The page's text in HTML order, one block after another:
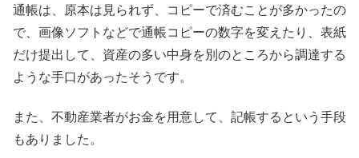
通帳は、原本は見られず、コピーで済むことが多かったの
で、画像ソフトなどで通帳コピーの数字を変えたり、表紙
だけ提出して、資産の多い中身を別のところから調達する
ような手口があったそうです。
また、不動産業者がお金を用意して、記帳するという手段
もありました。